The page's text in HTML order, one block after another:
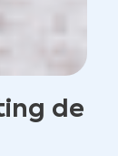
de